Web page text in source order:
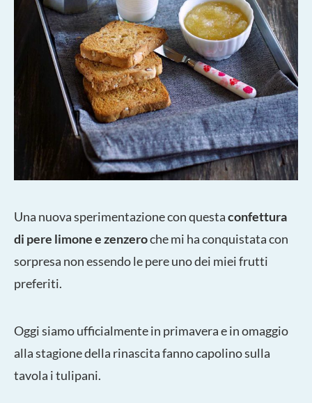
Una nuova sperimentazione con questaconfettura
di pere limone e zenzeroche mi ha conquistata con
sorpresa non essendo le pere uno dei miei frutti
preferiti.
Oggi siamo ufficialmente in primavera e in omaggio
alla stagione della rinascita fanno capolino sulla
tavola i tulipani.